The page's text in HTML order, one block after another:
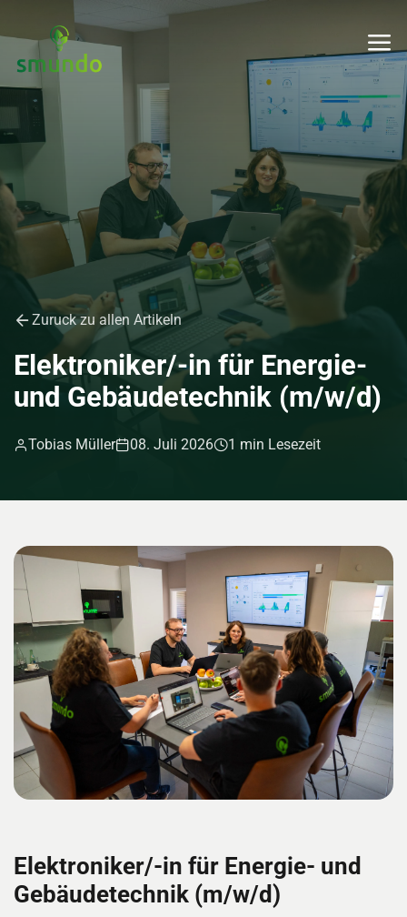
Zuruck zu allen Artikeln
Elektroniker/-in für Energie-
und Gebäudetechnik (m/w/d)
Tobias Müller 08. Juli 2026 1 min Lesezeit
Elektroniker/-in für Energie- und
Gebäudetechnik (m/w/d)